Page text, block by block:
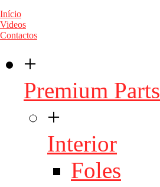
Início
Videos
Contactos
+
Premium Parts
+
Interior
Foles